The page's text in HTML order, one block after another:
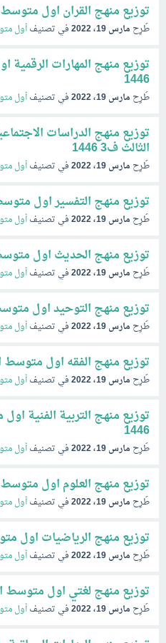
توزيع منهج القران اول متوسط
طُرِح مارس 19، 2022 في تصنيفأول
1446
طُرِح مارس 19، 2022 في تصنيفأول
توزيع منهج الدراسات
الثالث ف3 1446
طُرِح مارس 19، 2022 في تصنيفأول
توزيع منهج التفسير اول متوسط
طُرِح مارس 19، 2022 في تصنيفأول
توزيع منهج الحديث اول متوسط
طُرِح مارس 19، 2022 في تصنيفأول
توزيع منهج التوحيد اول متوسط
طُرِح مارس 19، 2022 في تصنيفأول
توزيع منهج الفقه اول متوسط
طُرِح مارس 19، 2022 في تصنيفأول
1446
طُرِح مارس 19، 2022 في تصنيفأول
توزيع منهج العلوم اول متوسط
طُرِح مارس 19، 2022 في تصنيفأول
توزيع منهج الرياضيات اول
طُرِح مارس 19، 2022 في تصنيفأول
توزيع منهج لغتي اول متوسط
طُرِح مارس 19، 2022 في تصنيفأول